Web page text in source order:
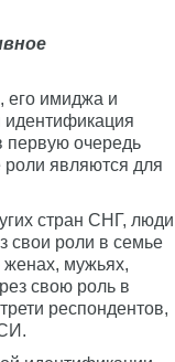
его имиджа и
идентификация
первую очередь
роли являются для
стран СНГ, люди
свои роли в семье
женах, мужьях,
свою роль в
респондентов,